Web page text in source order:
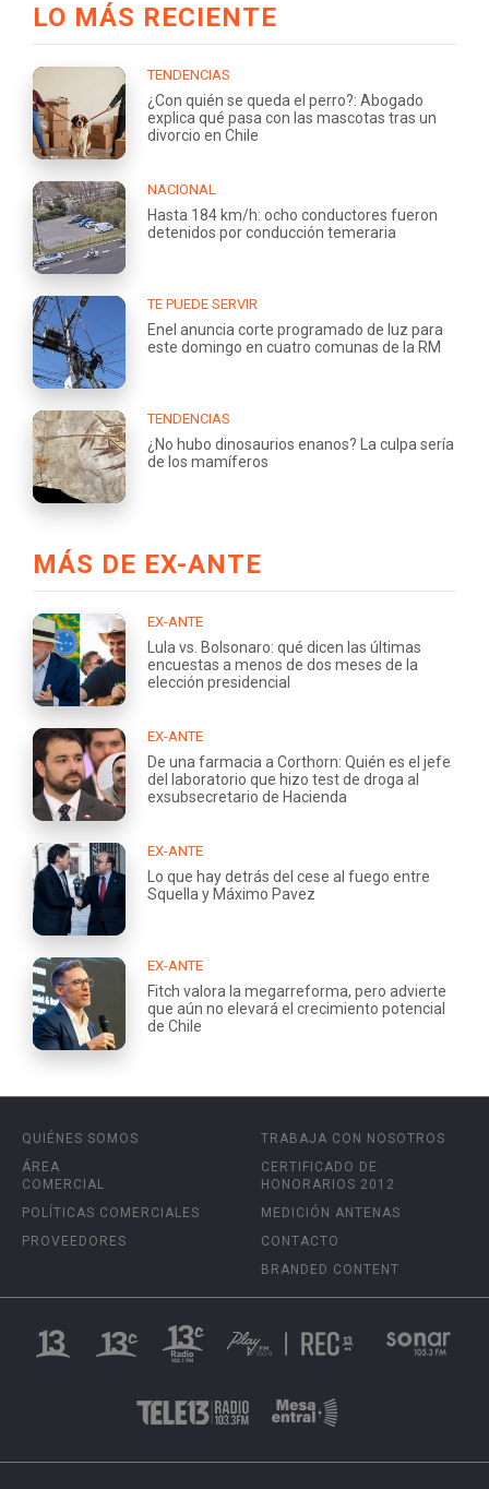
LO MÁS RECIENTE
TENDENCIAS
¿Con quién se queda el perro?: Abogado
explica qué pasa con las mascotas tras un
divorcio en Chile
NACIONAL
Hasta 184 km/h: ocho conductores fueron
detenidos por conducción temeraria
TE PUEDE SERVIR
Enel anuncia corte programado de luz para
este domingo en cuatro comunas de la RM
TENDENCIAS
¿No hubo dinosaurios enanos? La culpa sería
de los mamíferos
MÁS DE EX-ANTE
EX-ANTE
Lula vs. Bolsonaro: qué dicen las últimas
encuestas a menos de dos meses de la
elección presidencial
EX-ANTE
De una farmacia a Corthorn: Quién es el jefe
del laboratorio que hizo test de droga al
exsubsecretario de Hacienda
EX-ANTE
Lo que hay detrás del cese al fuego entre
Squella y Máximo Pavez
EX-ANTE
Fitch valora la megarreforma, pero advierte
que aún no elevará el crecimiento potencial
de Chile
QUIÉNES SOMOS
ÁREA
COMERCIAL
POLÍTICAS COMERCIALES
PROVEEDORES
TRABAJA CON NOSOTROS
CERTIFICADO DE
HONORARIOS 2012
MEDICIÓN ANTENAS
CONTACTO
BRANDED CONTENT